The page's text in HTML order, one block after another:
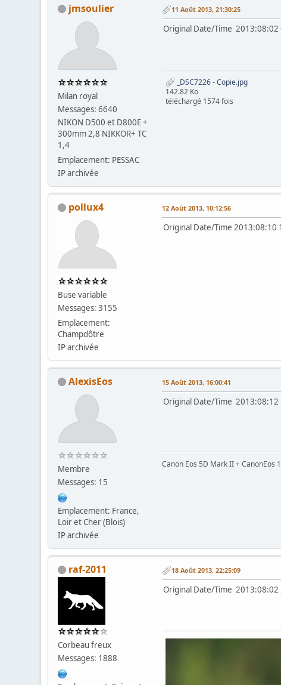
jmsoulier
Milan royal
Messages: 6640
NIKON D500 et D800E +
300mm 2,8 NIKKOR+ TC
1,4
Emplacement: PESSAC
IP archivée
11 Août 2013, 21:30:25
Original Date/Time
_DSC7226 - Copie.jpg
142.82 Ko
téléchargé 1574 fois
pollux4
Buse variable
Messages: 3155
Emplacement:
Champdôtre
IP archivée
12 Août 2013, 10:12:56
Original Date/Time
AlexisEos
Membre
Messages: 15
Emplacement: France,
Loir et Cher (Blois)
IP archivée
15 Août 2013, 16:00:41
Original Date/Time
Canon Eos 5D Mark II + CanonEos
raf-2011
Corbeau freux
Messages: 1888
18 Août 2013, 22:25:09
Original Date/Time